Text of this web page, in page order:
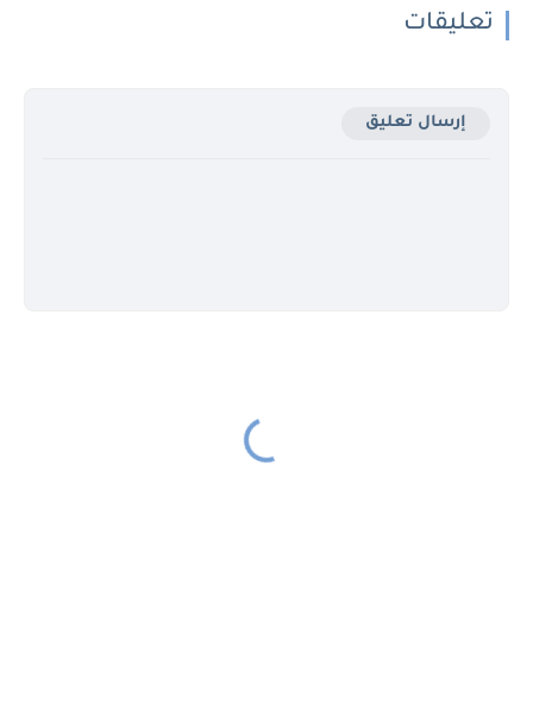
تعليقات
إرسال تعليق